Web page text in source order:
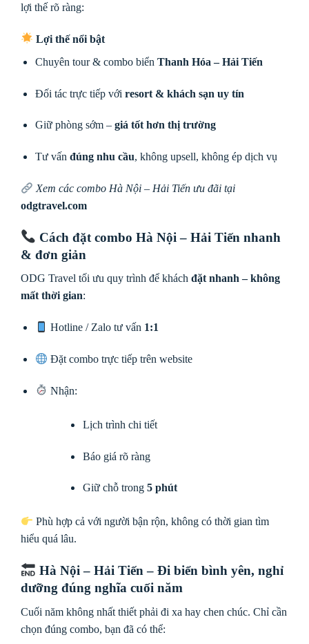
lợi thế rõ ràng:
Lợi thế nổi bật
Chuyên tour & combo biển Thanh Hóa – Hải Tiến
Đối tác trực tiếp với resort & khách sạn uy tín
Giữ phòng sớm – giá tốt hơn thị trường
Tư vấn đúng nhu cầu, không upsell, không ép dịch vụ
Xem các combo Hà Nội – Hải Tiến ưu đãi tại
odgtravel.com
Cách đặt combo Hà Nội – Hải Tiến nhanh
& đơn giản
ODG Travel tối ưu quy trình để khách đặt nhanh – không
mất thời gian:
Hotline / Zalo tư vấn 1:1
Đặt combo trực tiếp trên website
Nhận:
Lịch trình chi tiết
Báo giá rõ ràng
Giữ chỗ trong 5 phút
Phù hợp cả với người bận rộn, không có thời gian tìm
hiểu quá lâu.
Hà Nội – Hải Tiến – Đi biển bình yên, nghỉ
dưỡng đúng nghĩa cuối năm
Cuối năm không nhất thiết phải đi xa hay chen chúc. Chỉ cần
chọn đúng combo, bạn đã có thể: